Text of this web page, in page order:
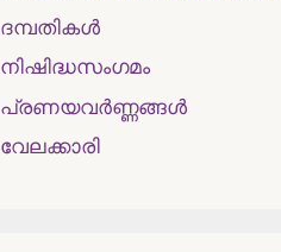
ദമ്പതികള്‍
നിഷിദ്ധസംഗമം
പ്രണയവർണ്ണങ്ങൾ
വേലക്കാരി